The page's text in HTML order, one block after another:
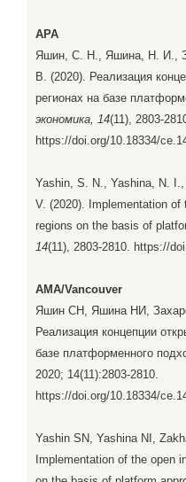
APA
Яшин, С. Н., Яшина, Н. И.,
В. (2020). Реализация
регионах на базе
экономика, 14(11), 2803-
https://doi.org/10.18334/
Yashin, S. N., Yashina, N.
V. (2020). Implementation
regions on the basis of
14(11), 2803-2810. https://
AMA/Vancouver
Яшин СН, Яшина НИ,
Реализация концепции
базе платформенного
2020; 14(11):2803-2810.
https://doi.org/10.18334/
Yashin SN, Yashina NI,
Implementation of the open